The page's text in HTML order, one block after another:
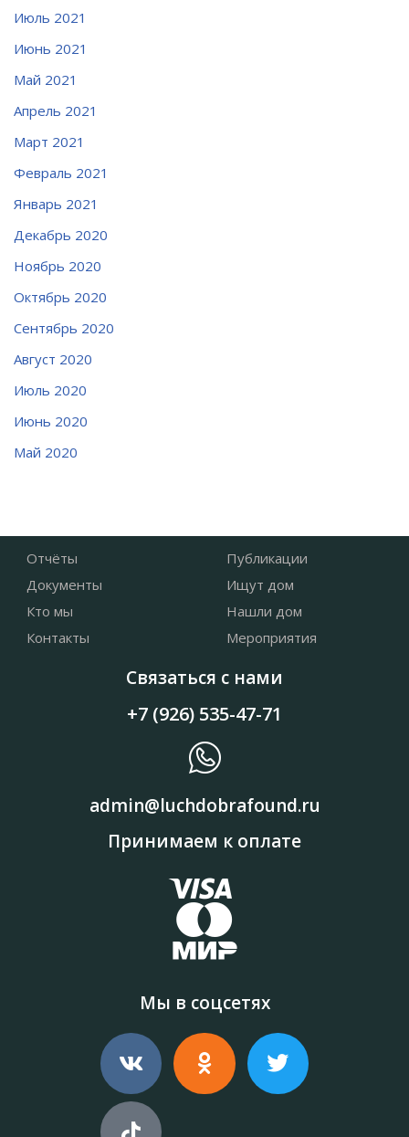
Июль 2021
Июнь 2021
Май 2021
Апрель 2021
Март 2021
Февраль 2021
Январь 2021
Декабрь 2020
Ноябрь 2020
Октябрь 2020
Сентябрь 2020
Август 2020
Июль 2020
Июнь 2020
Май 2020
Отчёты
Документы
Кто мы
Контакты
Публикации
Ищут дом
Нашли дом
Мероприятия
Связаться с нами
+7 (926) 535-47-71
admin@luchdobrafound.ru
Принимаем к оплате
Мы в соцсетях